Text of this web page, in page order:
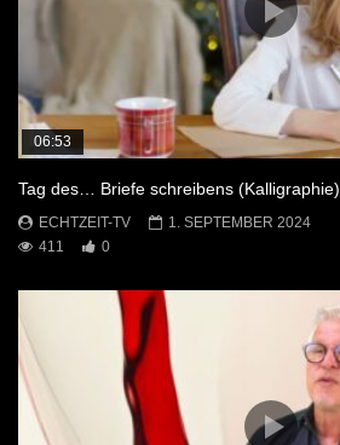
06:53
Tag des… Briefe schreibens (Kalligraphie)
ECHTZEIT-TV
1. SEPTEMBER 2024
411
0